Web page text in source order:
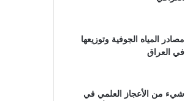
مصادر المياه الجوفية وتوزيعها
في العراق
شيء من الأعجاز العلمي في